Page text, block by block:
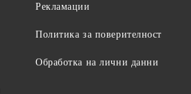
Рекламации
Политика за поверителност
Обработка на лични данни